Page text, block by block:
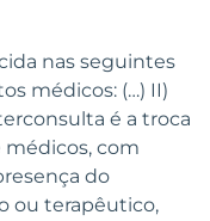
nas seguintes
médicos: (…) II)
é a troca
com
do
ou terapêutico,